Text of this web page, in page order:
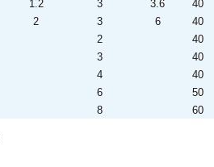
1.2 3 3.6 40
2 3 6 40
2 40
3 40
4 40
6 50
8 60